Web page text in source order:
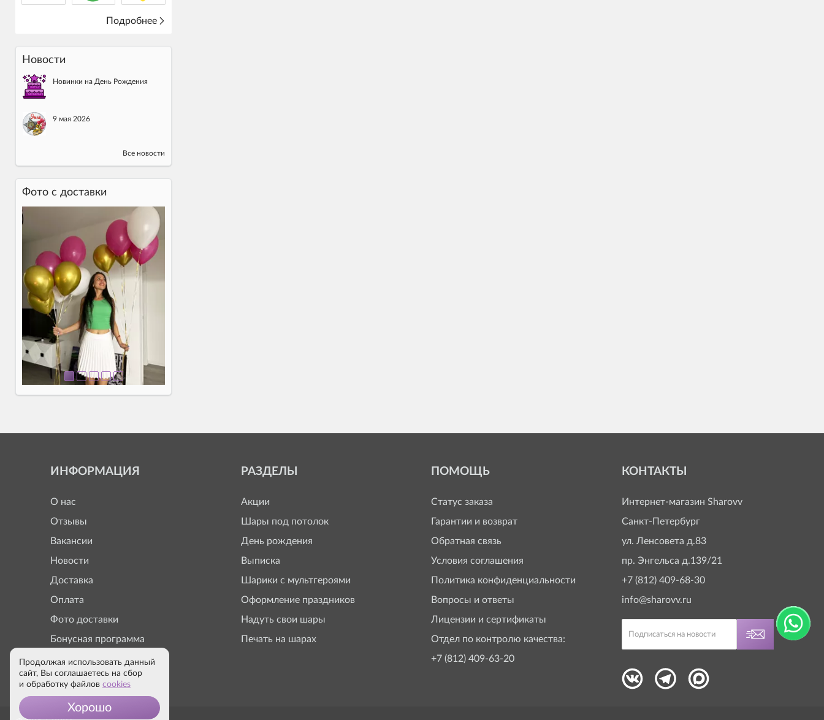
Подробнее
Новости
Новинки на День Рождения
9 мая 2026
Все новости
Фото c доставки
ИНФОРМАЦИЯ
О нас
Отзывы
Вакансии
Новости
Доставка
Оплата
Фото доставки
Бонусная программа
РАЗДЕЛЫ
Акции
Шары под потолок
День рождения
Выписка
Шарики с мультгероями
Оформление праздников
Надуть свои шары
Печать на шарах
ПОМОЩЬ
Статус заказа
Гарантии и возврат
Обратная связь
Условия соглашения
Политика конфиденциальности
Вопросы и ответы
Лицензии и сертификаты
Отдел по контролю качества:
+7 (812) 409-63-20
КОНТАКТЫ
Интернет-магазин Sharovv
Санкт-Петербург
ул. Ленсовета д.83
пр. Энгельса д.139/21
+7 (812) 409-68-30
info@sharovv.ru
Продолжая использовать данный
сайт, Вы соглашаетесь на сбор
и обработку файлов cookies
Хорошо